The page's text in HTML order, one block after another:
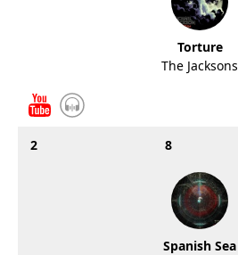
Torture
The Jacksons
2 8
Spanish Sea